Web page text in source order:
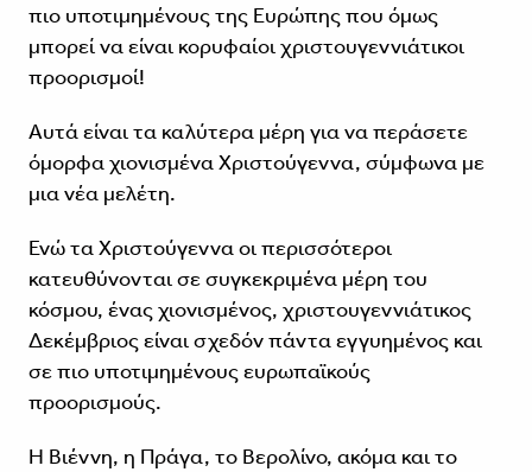
πιο υποτιμημένους της Ευρώπης που όμως
μπορεί να είναι κορυφαίοι χριστουγεννιάτικοι
προορισμοί!
Αυτά είναι τα καλύτερα μέρη για να περάσετε
όμορφα χιονισμένα Χριστούγεννα, σύμφωνα με
μια νέα μελέτη.
Ενώ τα Χριστούγεννα οι περισσότεροι
κατευθύνονται σε συγκεκριμένα μέρη του
κόσμου, ένας χιονισμένος, χριστουγεννιάτικος
Δεκέμβριος είναι σχεδόν πάντα εγγυημένος και
σε πιο υποτιμημένους ευρωπαϊκούς
προορισμούς.
Η Βιέννη, η Πράγα, το Βερολίνο, ακόμα και το